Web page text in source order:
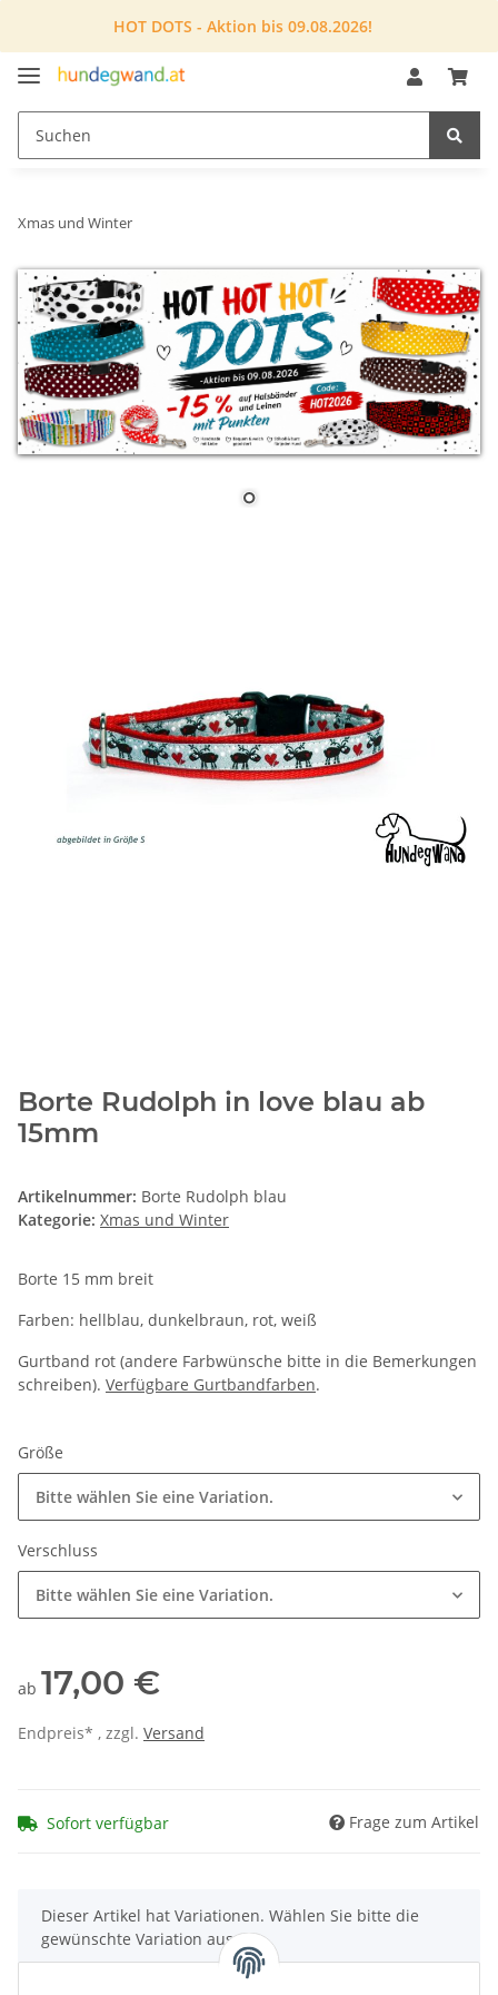
HOT DOTS - Aktion bis 09.08.2026!
Xmas und Winter
Borte Rudolph in love blau ab
15mm
Artikelnummer: Borte Rudolph blau
Kategorie: Xmas und Winter
Borte 15 mm breit
Farben: hellblau, dunkelbraun, rot, weiß
Gurtband rot (andere Farbwünsche bitte in die Bemerkungen
schreiben). Verfügbare Gurtbandfarben.
Größe
Bitte wählen Sie eine Variation.
Verschluss
Bitte wählen Sie eine Variation.
ab 17,00 €
Endpreis* , zzgl. Versand
Sofort verfügbar Frage zum Artikel
x
Dieser Artikel hat Variationen. Wählen Sie bitte die
gewünschte Variation aus.